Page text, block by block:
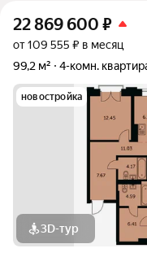
22 869 600 ₽
от 109 555 ₽ в месяц
99,2 м²
4-комн.
новостройка
3D-тур